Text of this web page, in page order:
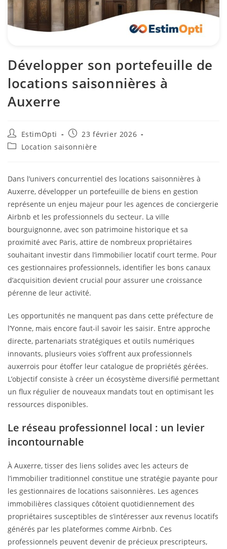
Développer son portefeuille de
locations saisonnières à
Auxerre
EstimOpti
23 février 2026
Location saisonnière
Dans l’univers concurrentiel des locations saisonnières à
Auxerre, développer un portefeuille de biens en gestion
représente un enjeu majeur pour les agences de conciergerie
Airbnb et les professionnels du secteur. La ville
bourguignonne, avec son patrimoine historique et sa
proximité avec Paris, attire de nombreux propriétaires
souhaitant investir dans l’immobilier locatif court terme. Pour
ces gestionnaires professionnels, identifier les bons canaux
d’acquisition devient crucial pour assurer une croissance
pérenne de leur activité.
Les opportunités ne manquent pas dans cette préfecture de
l’Yonne, mais encore faut-il savoir les saisir. Entre approche
directe, partenariats stratégiques et outils numériques
innovants, plusieurs voies s’offrent aux professionnels
auxerrois pour étoffer leur catalogue de propriétés gérées.
L’objectif consiste à créer un écosystème diversifié permettant
un flux régulier de nouveaux mandats tout en optimisant les
ressources disponibles.
Le réseau professionnel local : un levier
incontournable
À Auxerre, tisser des liens solides avec les acteurs de
l’immobilier traditionnel constitue une stratégie payante pour
les gestionnaires de locations saisonnières. Les agences
immobilières classiques côtoient quotidiennement des
propriétaires susceptibles de s’intéresser aux revenus locatifs
générés par les plateformes comme Airbnb. Ces
professionnels peuvent devenir de précieux prescripteurs,